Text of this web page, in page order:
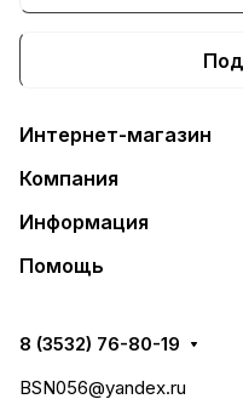
Интернет-магазин
Компания
Информация
Помощь
8 (3532) 76-80-19
BSN056@yandex.ru